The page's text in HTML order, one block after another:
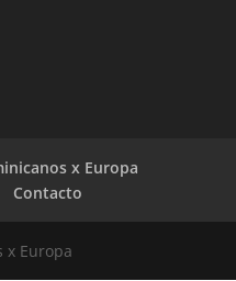
x Europa
Contacto
x Europa